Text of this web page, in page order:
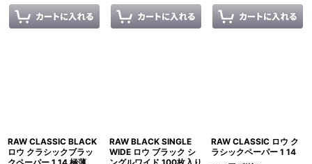
RAW CLASSIC BLACK
ロウ クラシックブラッ
RAW BLACK SINGLE
WIDE ロウ ブラック シ
RAW CLASSIC ロウ ク
ラシックペーパー 1 14